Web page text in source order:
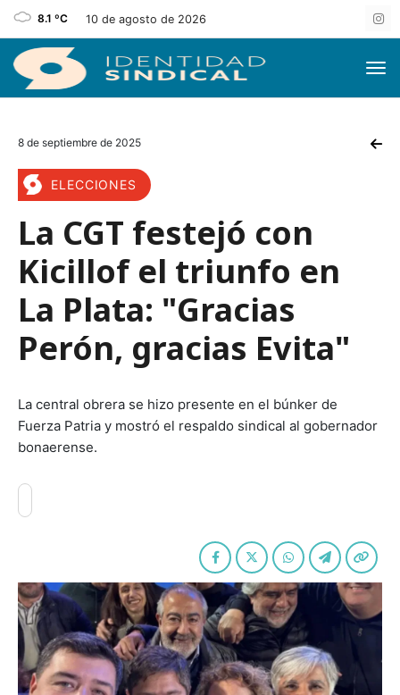
8.1 ºC 10 de agosto de 2026
8 de septiembre de 2025
ELECCIONES
La CGT festejó con
Kicillof el triunfo en
La Plata: "Gracias
Perón, gracias Evita"
La central obrera se hizo presente en el búnker de
Fuerza Patria y mostró el respaldo sindical al gobernador
bonaerense.